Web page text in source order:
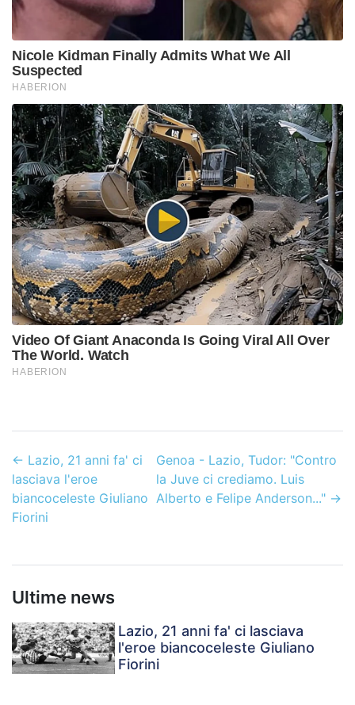
← Lazio, 21 anni fa' ci
lasciava l'eroe
biancoceleste Giuliano
Fiorini
Genoa - Lazio, Tudor: "Contro
la Juve ci crediamo. Luis
Alberto e Felipe Anderson..."→
Ultime news
Lazio, 21 anni fa' ci lasciava
l'eroe biancoceleste Giuliano
Fiorini